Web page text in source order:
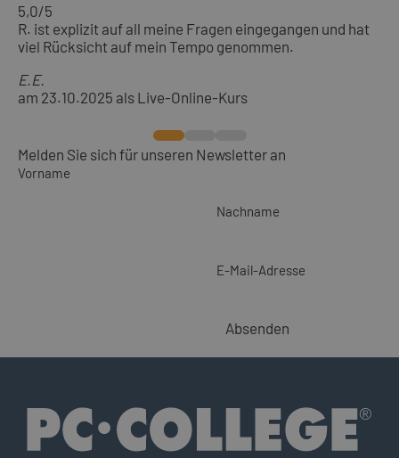
5,0/5
R. ist explizit auf all meine Fragen eingegangen und hat
viel Rücksicht auf mein Tempo genommen.
E.E.
am 23.10.2025 als Live-Online-Kurs
Melden Sie sich für unseren Newsletter an
Vorname
Nachname
E-Mail-Adresse
Absenden